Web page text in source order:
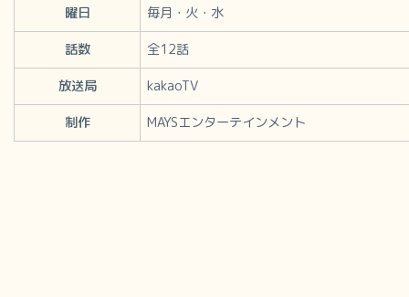
曜日
毎月・火・水
話数
全12話
放送局
kakaoTV
制作
MAYSエンターテインメント